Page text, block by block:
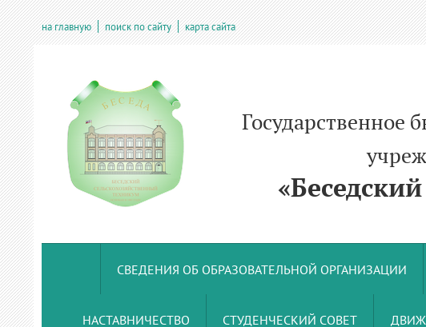
на главную поиск по сайту карта сайта
Государственное
учреждение
«Беседский
СВЕДЕНИЯ ОБ ОБРАЗОВАТЕЛЬНОЙ ОРГАНИЗАЦИИ
НАСТАВНИЧЕСТВО СТУДЕНЧЕСКИЙ СОВЕТ